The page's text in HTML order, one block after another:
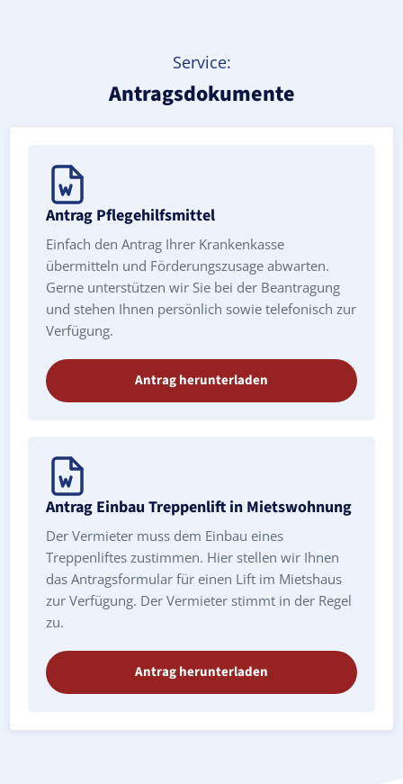
Service:
Antragsdokumente
Antrag Pflegehilfsmittel
Einfach den Antrag Ihrer Krankenkasse
übermitteln und Förderungszusage abwarten.
Gerne unterstützen wir Sie bei der Beantragung
und stehen Ihnen persönlich sowie telefonisch zur
Verfügung.
Antrag herunterladen
Antrag Einbau Treppenlift in Mietswohnung
Der Vermieter muss dem Einbau eines
Treppenliftes zustimmen. Hier stellen wir Ihnen
das Antragsformular für einen Lift im Mietshaus
zur Verfügung. Der Vermieter stimmt in der Regel
zu.
Antrag herunterladen